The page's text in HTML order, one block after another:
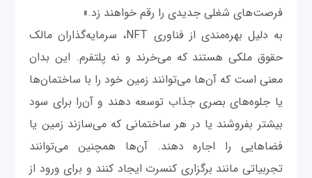
فرصت‌های شغلی جدیدی را رقم خواهند زد.»
به دلیل بهره‌مندی از فناوری NFT، سرمایه‌گذاران مالک
حقوق ملکی هستند که می‌خرند و نه پلتفرم. این بدان
معنی است که آن‌ها می‌توانند زمین خود را با ساختمان‌ها
یا جلوه‌های بصری جذاب توسعه دهند و آن‌را برای سود
بیشتر بفروشند یا در هر ساختمانی که می‌سازند زمین یا
فضاهایی را اجاره دهند. آن‌ها همچنین می‌توانند
تجربیاتی مانند برگزاری کنسرت ایجاد کنند و برای ورود از